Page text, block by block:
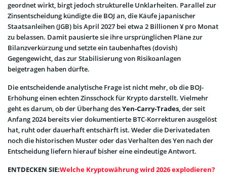
geordnet wirkt, birgt jedoch strukturelle Unklarheiten. Parallel zur
Zinsentscheidung kündigte die BOJ an, die Käufe japanischer
Staatsanleihen (JGB) bis April 2027 bei etwa 2 Billionen ¥ pro Monat
zu belassen. Damit pausierte sie ihre ursprünglichen Pläne zur
Bilanzverkürzung und setzte ein taubenhaftes (dovish)
Gegengewicht, das zur Stabilisierung von Risikoanlagen
beigetragen haben dürfte.
Die entscheidende analytische Frage ist nicht mehr, ob die BOJ-
Erhöhung einen echten Zinsschock für Krypto darstellt. Vielmehr
geht es darum, ob der Überhang desYen-Carry-Trades, der seit
Anfang 2024 bereits vier dokumentierte BTC-Korrekturen ausgelöst
hat, ruht oder dauerhaft entschärft ist. Weder die Derivatedaten
noch die historischen Muster oder das Verhalten des Yen nach der
Entscheidung liefern hierauf bisher eine eindeutige Antwort.
ENTDECKEN SIE:Welche Kryptowährung wird 2026 explodieren?